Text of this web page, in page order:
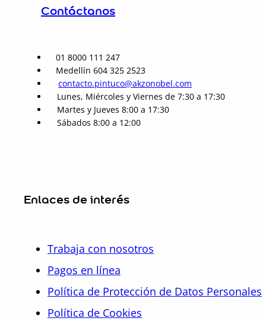
Contáctanos
01 8000 111 247
Medellín 604 325 2523
contacto.pintuco@akzonobel.com
Lunes, Miércoles y Viernes de 7:30 a 17:30
Martes y Jueves 8:00 a 17:30
Sábados 8:00 a 12:00
Enlaces de interés
Trabaja con nosotros
Pagos en línea
Política de Protección de Datos Personales
Política de Cookies